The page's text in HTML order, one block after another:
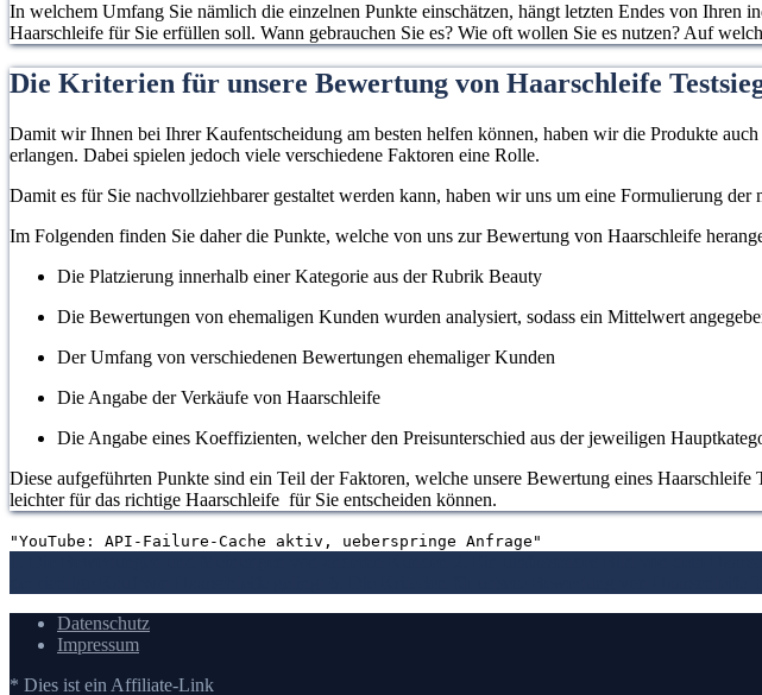
In welchem Umfang Sie nämlich die einzelnen Punkte einschätzen, hängt letzten Endes von
Haarschleife für Sie erfüllen soll. Wann gebrauchen Sie es? Wie oft wollen Sie es nutzen? Auf
Die Kriterien für unsere Bewertung von Haarschleife
Damit wir Ihnen bei Ihrer Kaufentscheidung am besten helfen können, haben wir die Produkte
erlangen. Dabei spielen jedoch viele verschiedene Faktoren eine Rolle.
Damit es für Sie nachvollziehbarer gestaltet werden kann, haben wir uns um eine Formulierung der
Im Folgenden finden Sie daher die Punkte, welche von uns zur Bewertung von Haarschleife
Die Platzierung innerhalb einer Kategorie aus der Rubrik Beauty
Die Bewertungen von ehemaligen Kunden wurden analysiert, sodass ein Mittelwert
Der Umfang von verschiedenen Bewertungen ehemaliger Kunden
Die Angabe der Verkäufe von Haarschleife
Die Angabe eines Koeffizienten, welcher den Preisunterschied aus der jeweiligen
Diese aufgeführten Punkte sind ein Teil der Faktoren, welche unsere Bewertung eines
leichter für das richtige Haarschleife für Sie entscheiden können.
"YouTube: API-Failure-Cache aktiv, ueberspringe Anfrage"
Datenschutz
Impressum
* Dies ist ein Affiliate-Link